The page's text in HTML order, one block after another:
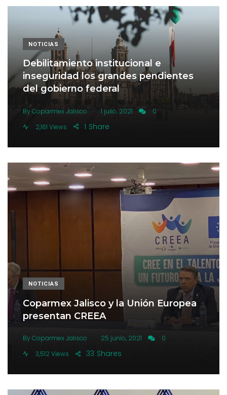
NOTICIAS
Debilitamiento institucional e
inseguridad los grandes pendientes
del gobierno federal
By Coparmex Jalisco . 1 julio, 2021
0
2,161 Views
Share
1
NOTICIAS
Coparmex Jalisco y la Unión Europea
presentan CREEA
By Coparmex Jalisco . 25 junio, 2021
0
3,512 Views
Shares
33